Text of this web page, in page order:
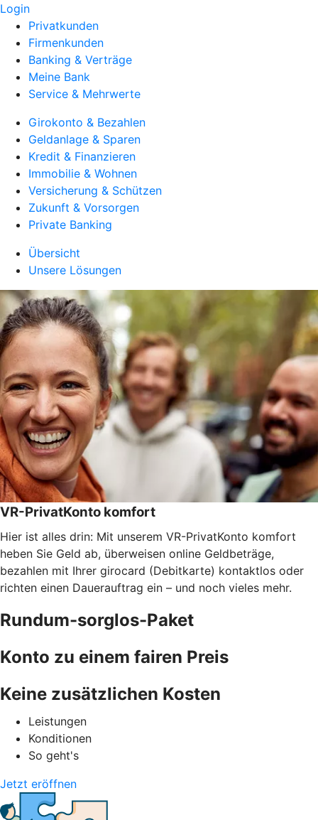
Login
Privatkunden
Firmenkunden
Banking & Verträge
Meine Bank
Service & Mehrwerte
Girokonto & Bezahlen
Geldanlage & Sparen
Kredit & Finanzieren
Immobilie & Wohnen
Versicherung & Schützen
Zukunft & Vorsorgen
Private Banking
Übersicht
Unsere Lösungen
VR-PrivatKonto komfort
Hier ist alles drin: Mit unserem VR-PrivatKonto komfort
heben Sie Geld ab, überweisen online Geldbeträge,
bezahlen mit Ihrer girocard (Debitkarte) kontaktlos oder
richten einen Dauerauftrag ein – und noch vieles mehr.
Rundum-sorglos-Paket
Konto zu einem fairen Preis
Keine zusätzlichen Kosten
Leistungen
Konditionen
So geht's
Jetzt eröffnen